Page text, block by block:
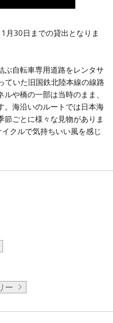
月30日までの貸出となりま
ぶ自転車専用道路をレンタサ
ていた旧国鉄北陸本線の線路
や橋の一部は当時のまま、
。海沿いのルートでは日本海
ごとに様々な見物がありま
クルで気持ちいい風を感じ
ー